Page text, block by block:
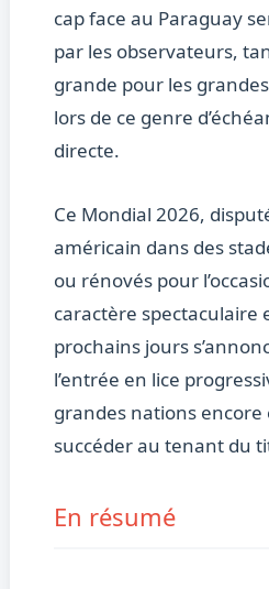
cap face au Paraguay
par les observateurs,
grande pour les
lors de ce genre
directe.
Ce Mondial 2026,
américain dans des
ou rénovés pour
caractère spectaculaire
prochains jours
l’entrée en lice
grandes nations
succéder au tenant du
En résumé